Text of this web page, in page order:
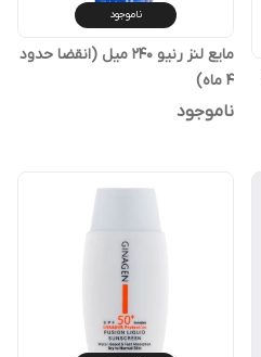
ناموجود
مایع لنز رنیو ۲۴۰ میل (انقضا حدود
4 ماه)
ناموجود